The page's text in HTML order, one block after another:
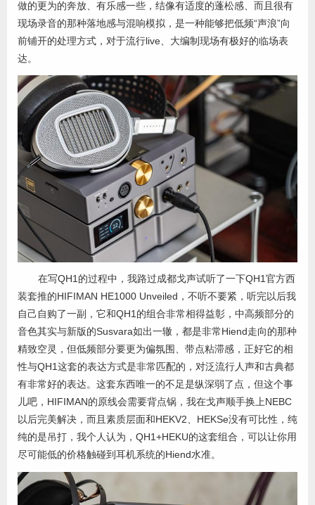
做的更为的奔放、有乐感一些，结像有适度的蓬松感、而且很有
现场录音的那种落地感与混响模拟，是一种能够把低频“声浪”向
前铺开的处理方式，对于流行live、大编制现场有极好的临场表
达。
在写QH1的过程中，我路过成都戈声试听了一下QH1官方西
装套推的HIFIMAN HE1000 Unveiled，不听不要紧，听完以后我
自己自购了一副，它和QH1的组合非常相得益彰，中高频部分的
音色其实与新版的Susvara如出一辙，都是非常Hiend走向的那种
精致空灵，但低频部分要更为偏氛围、带点粘滞感，正好它的相
性与QH1这套的表达方式是非常匹配的，对泛流行人声和古典都
有非常好的表达。这套东西唯一的不足是纵深弱了点，但这个事
儿吧，HIFIMAN的原线会需要背点锅，我在戈声顺手换上NEBC
以后完美解决，而且素质层面和HEKV2、HEKSe没有可比性，纯
纯的是吊打，我个人认为，QH1+HEKU的这套组合，可以让你用
尽可能低的价格触碰到耳机系统的Hiend水准。